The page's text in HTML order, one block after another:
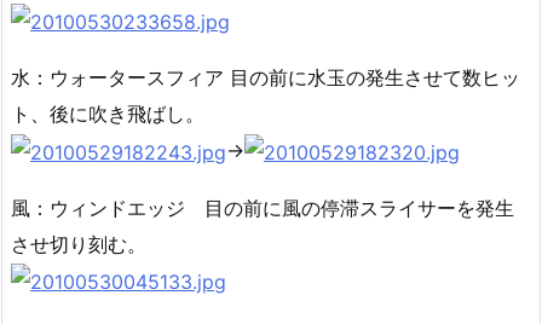
水：ウォータースフィア 目の前に水玉の発生させて数ヒッ
ト、後に吹き飛ばし。
→
風：ウィンドエッジ 目の前に風の停滞スライサーを発生
させ切り刻む。